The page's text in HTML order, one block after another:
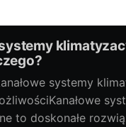
systemy
to doskonałe